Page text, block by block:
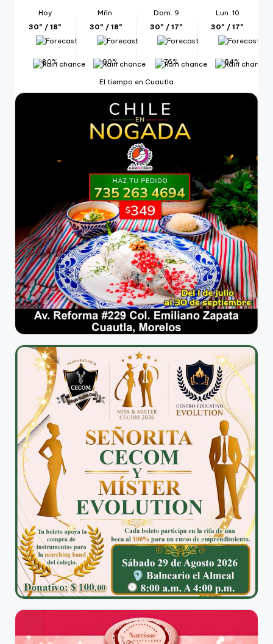
Hoy
30º / 18º
80%
Mñn.
30º / 18º
90%
Dom. 9
30º / 17º
76%
Lun. 10
30º / 17º
54%
El tiempo en Cuautla